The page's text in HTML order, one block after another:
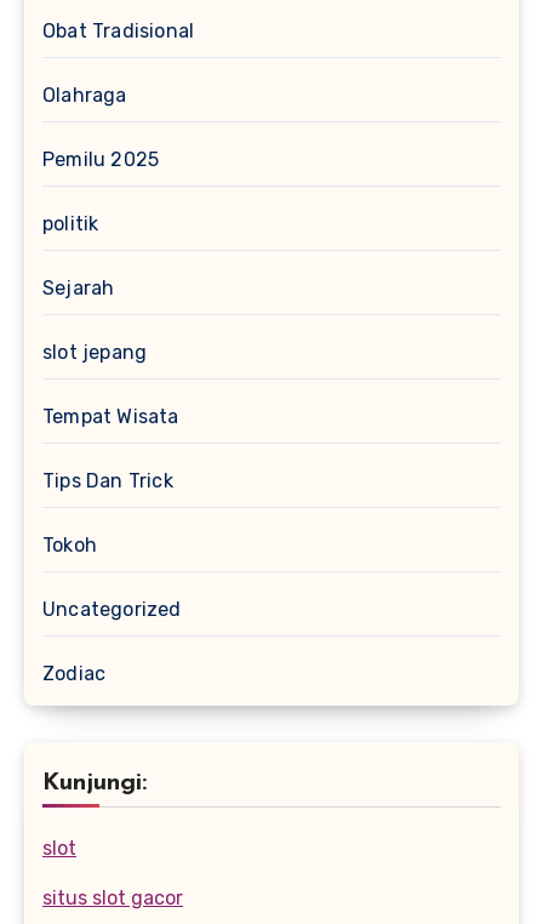
Obat Tradisional
Olahraga
Pemilu 2025
politik
Sejarah
slot jepang
Tempat Wisata
Tips Dan Trick
Tokoh
Uncategorized
Zodiac
Kunjungi:
slot
situs slot gacor